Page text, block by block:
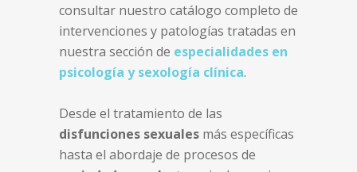
consultar nuestro catálogo completo de
intervenciones y patologías tratadas en
nuestra sección de especialidades en
psicología y sexología clínica.
Desde el tratamiento de las
disfunciones sexuales más específicas
hasta el abordaje de procesos de